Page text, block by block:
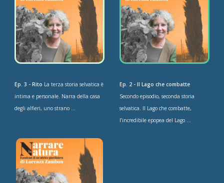
Ep. 3 - Rito La terza storia selvatica è
intima e personale. Narra della casa
degli alfieri, uno strano ...
Ep. 2 - Il Lago che combatte
Secondo episodio, seconda storia
selvatica. Il Lago che combatte,
l’incredibile epopea del Lago ...